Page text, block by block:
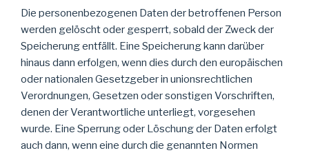
Die personenbezogenen Daten der betroffenen Person
werden gelöscht oder gesperrt, sobald der Zweck der
Speicherung entfällt. Eine Speicherung kann darüber
hinaus dann erfolgen, wenn dies durch den europäischen
oder nationalen Gesetzgeber in unionsrechtlichen
Verordnungen, Gesetzen oder sonstigen Vorschriften,
denen der Verantwortliche unterliegt, vorgesehen
wurde. Eine Sperrung oder Löschung der Daten erfolgt
auch dann, wenn eine durch die genannten Normen